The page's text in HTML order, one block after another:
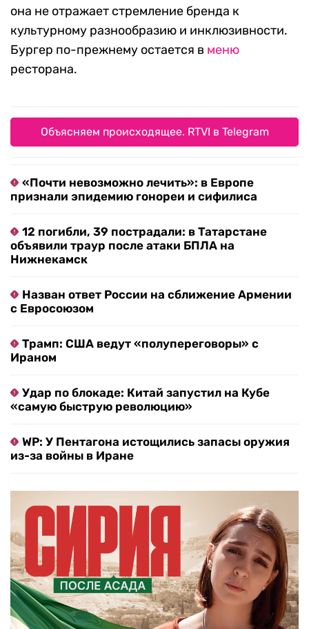
она не отражает стремление бренда к
культурному разнообразию и инклюзивности.
Бургер по-прежнему остается в меню
ресторана.
Объясняем происходящее. RTVI в Telegram
«Почти невозможно лечить»: в Европе
признали эпидемию гонореи и сифилиса
12 погибли, 39 пострадали: в Татарстане
объявили траур после атаки БПЛА на
Нижнекамск
Назван ответ России на сближение Армении
с Евросоюзом
Трамп: США ведут «полупереговоры» с
Ираном
Удар по блокаде: Китай запустил на Кубе
«самую быструю революцию»
WP: У Пентагона истощились запасы оружия
из-за войны в Иране